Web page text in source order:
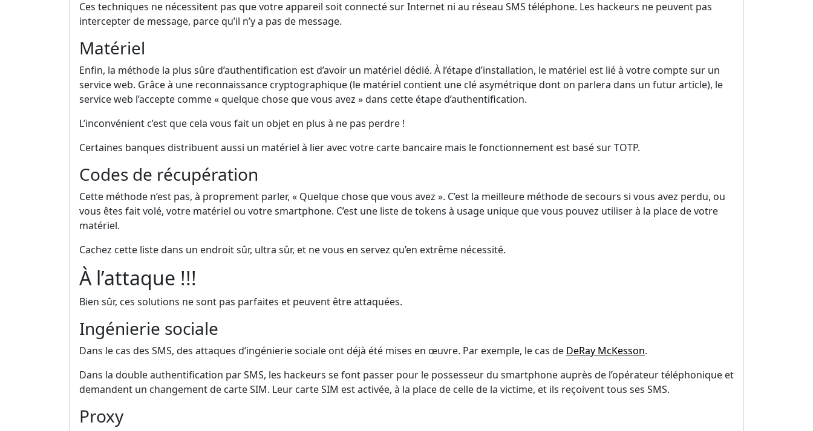
Ces techniques ne nécessitent pas que votre appareil soit connecté sur Internet ni au réseau SMS téléphone. Les hackeurs ne peuvent pas
intercepter de message, parce qu’il n’y a pas de message.
Matériel
Enfin, la méthode la plus sûre d’authentification est d’avoir un matériel dédié. À l’étape d’installation, le matériel est lié à votre compte sur un
service web. Grâce à une reconnaissance cryptographique (le matériel contient une clé asymétrique dont on parlera dans un futur article), le
service web l’accepte comme « quelque chose que vous avez » dans cette étape d’authentification.
L’inconvénient c’est que cela vous fait un objet en plus à ne pas perdre !
Certaines banques distribuent aussi un matériel à lier avec votre carte bancaire mais le fonctionnement est basé sur TOTP.
Codes de récupération
Cette méthode n’est pas, à proprement parler, « Quelque chose que vous avez ». C’est la meilleure méthode de secours si vous avez perdu, ou
vous êtes fait volé, votre matériel ou votre smartphone. C’est une liste de tokens à usage unique que vous pouvez utiliser à la place de votre
matériel.
Cachez cette liste dans un endroit sûr, ultra sûr, et ne vous en servez qu’en extrême nécessité.
À l’attaque !!!
Bien sûr, ces solutions ne sont pas parfaites et peuvent être attaquées.
Ingénierie sociale
Dans le cas des SMS, des attaques d’ingénierie sociale ont déjà été mises en œuvre. Par exemple, le cas de DeRay McKesson.
Dans la double authentification par SMS, les hackeurs se font passer pour le possesseur du smartphone auprès de l’opérateur téléphonique et
demandent un changement de carte SIM. Leur carte SIM est activée, à la place de celle de la victime, et ils reçoivent tous ses SMS.
Proxy